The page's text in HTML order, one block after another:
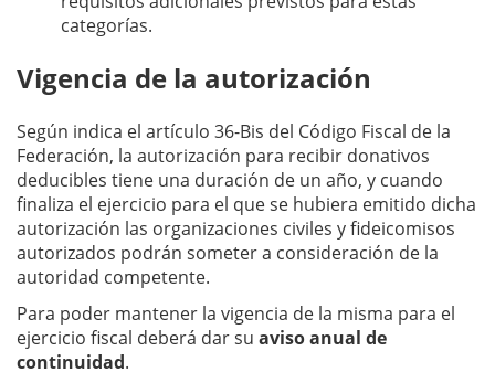
categorías.
Vigencia de la autorización
Según indica el artículo 36-Bis del Código Fiscal de la
Federación, la autorización para recibir donativos
deducibles tiene una duración de un año, y cuando
finaliza el ejercicio para el que se hubiera emitido dicha
autorización las organizaciones civiles y fideicomisos
autorizados podrán someter a consideración de la
autoridad competente.
Para poder mantener la vigencia de la misma para el
ejercicio fiscal deberá dar su aviso anual de
continuidad.